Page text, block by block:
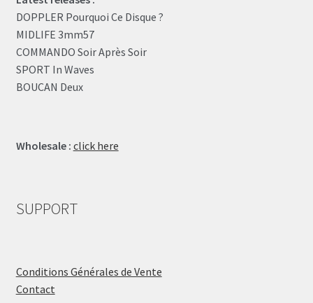
DOPPLER Pourquoi Ce Disque ?
MIDLIFE 3mm57
COMMANDO Soir Après Soir
SPORT In Waves
BOUCAN Deux
Wholesale : click here
SUPPORT
Conditions Générales de Vente
Contact